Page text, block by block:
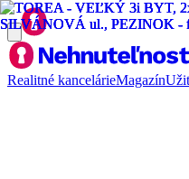
Realitné kancelárieMagazín